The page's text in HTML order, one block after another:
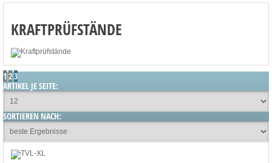
KRAFTPRÜFSTÄNDE
1 23
ARTIKEL JE SEITE:
SORTIEREN NACH: